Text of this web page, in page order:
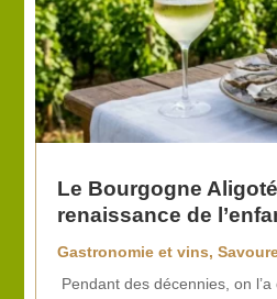
Le Bourgogne
renaissance de
Gastronomie et vins,
Pendant des décennies, on